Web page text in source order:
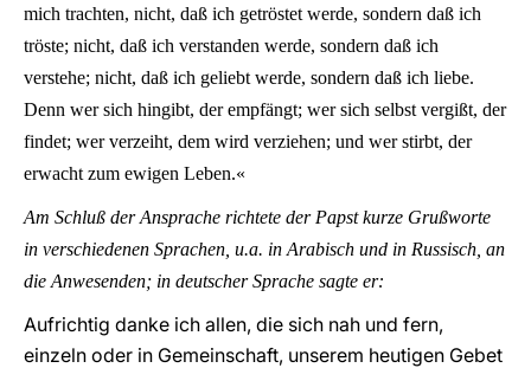
mich trachten, nicht, daß ich getröstet werde, sondern daß ich
tröste; nicht, daß ich verstanden werde, sondern daß ich
verstehe; nicht, daß ich geliebt werde, sondern daß ich liebe.
Denn wer sich hingibt, der empfängt; wer sich selbst vergißt, der
findet; wer verzeiht, dem wird verziehen; und wer stirbt, der
erwacht zum ewigen Leben.«
Am Schluß der Ansprache richtete der Papst kurze Grußworte
in verschiedenen Sprachen, u.a. in Arabisch und in Russisch, an
die Anwesenden; in deutscher Sprache sagte er:
Aufrichtig danke ich allen, die sich nah und fern,
einzeln oder in Gemeinschaft, unserem heutigen Gebet